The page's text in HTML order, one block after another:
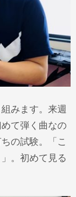
みます。来週
て弾く曲なの
の試験。「こ
。初めて見る